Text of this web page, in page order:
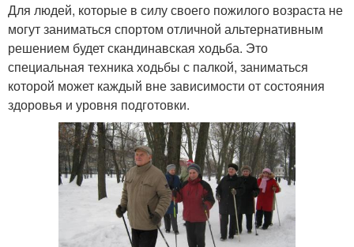
Для людей, которые в силу своего пожилого возраста не
могут заниматься спортом отличной альтернативным
решением будет скандинавская ходьба. Это
специальная техника ходьбы с палкой, заниматься
которой может каждый вне зависимости от состояния
здоровья и уровня подготовки.